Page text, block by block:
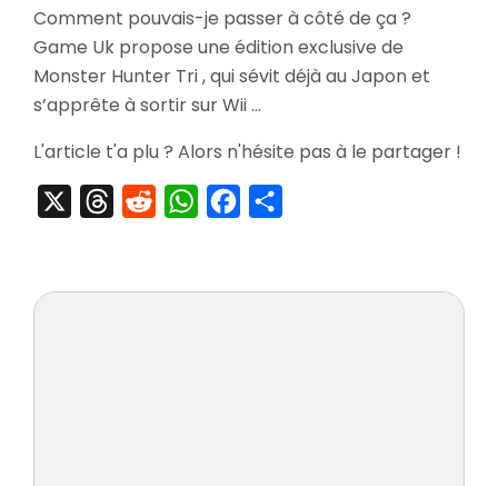
Commande]
Monster
Hunter
Exclusive
Comment pouvais-je passer à côté de ça ?
Game Uk propose une édition exclusive de
Monster Hunter Tri , qui sévit déjà au Japon et
s’apprête à sortir sur Wii …
L'article t'a plu ? Alors n'hésite pas à le partager !
ThreadsRedditWhatsAppFacebook